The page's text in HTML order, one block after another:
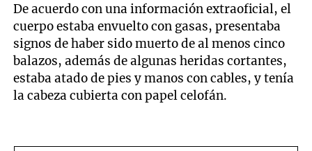
De acuerdo con una información extraoficial, el
cuerpo estaba envuelto con gasas, presentaba
signos de haber sido muerto de al menos cinco
balazos, además de algunas heridas cortantes,
estaba atado de pies y manos con cables, y tenía
la cabeza cubierta con papel celofán.